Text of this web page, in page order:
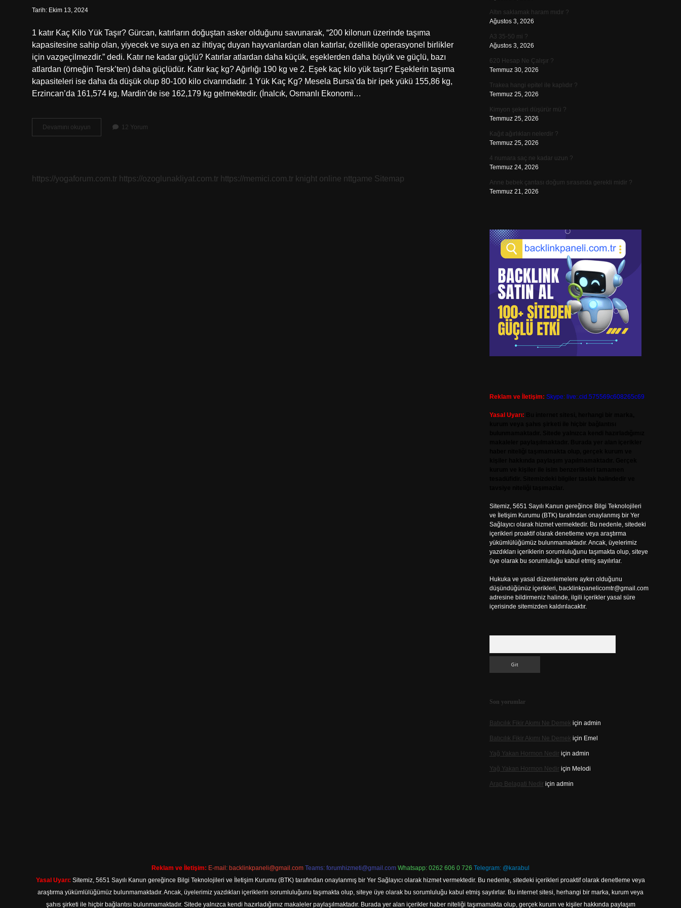
Tarih: Ekim 13, 2024
1 katır Kaç Kilo Yük Taşır? Gürcan, katırların doğuştan asker olduğunu savunarak, “200 kilonun üzerinde taşıma
kapasitesine sahip olan, yiyecek ve suya en az ihtiyaç duyan hayvanlardan olan katırlar, özellikle operasyonel birlikler
için vazgeçilmezdir.” dedi. Katır ne kadar güçlü? Katırlar atlardan daha küçük, eşeklerden daha büyük ve güçlü, bazı
atlardan (örneğin Tersk’ten) daha güçlüdür. Katır kaç kg? Ağırlığı 190 kg ve 2. Eşek kaç kilo yük taşır? Eşeklerin taşıma
kapasiteleri ise daha da düşük olup 80-100 kilo civarındadır. 1 Yük Kaç Kg? Mesela Bursa’da bir ipek yükü 155,86 kg,
Erzincan’da 161,574 kg, Mardin’de ise 162,179 kg gelmektedir. (İnalcık, Osmanlı Ekonomi…
Devamını okuyun
Katır
12 Yorum
https://yogaforum.com.tr https://ozoglunakliyat.com.tr https://memici.com.tr knight online nttgame Sitemap
Altın saklamak haram mıdır ?
Ağustos 3, 2026
A3 35-50 mi ?
Ağustos 3, 2026
620 Hesap Ne Çalışır ?
Temmuz 30, 2026
Trakea hangi epitel ile kaplıdır ?
Temmuz 25, 2026
Kimyon şekeri düşürür mü ?
Temmuz 25, 2026
Kağıt ağırlıkları nelerdir ?
Temmuz 25, 2026
4 numara saç ne kadar uzun ?
Temmuz 24, 2026
Anne bebek çantası doğum sırasında gerekli midir ?
Temmuz 21, 2026
Reklam ve İletişim: Skype: live:.cid.575569c608265c69
Yasal Uyarı:
Sitemiz, 5651 Sayılı Kanun gereğince Bilgi Teknolojileri
ve İletişim Kurumu (BTK) tarafından onaylanmış bir Yer
Sağlayıcı olarak hizmet vermektedir. Bu nedenle, sitedeki
içerikleri proaktif olarak denetleme veya araştırma
yükümlülüğümüz bulunmamaktadır. Ancak, üyelerimiz
yazdıkları içeriklerin sorumluluğunu taşımakta olup, siteye
üye olarak bu sorumluluğu kabul etmiş sayılırlar.
Hukuka ve yasal düzenlemelere aykırı olduğunu
düşündüğünüz içerikleri, backlinkpanelicomtr@gmail.com
adresine bildirmeniz halinde, ilgili içerikler yasal süre
içerisinde sitemizden kaldırılacaktır.
Son yorumlar
Batıcılık Fikir Akımı Ne Demek için admin
Batıcılık Fikir Akımı Ne Demek için Emel
Yağ Yakan Hormon Nediriçin admin
Yağ Yakan Hormon Nediriçin Melodi
Arap Belagati Nediriçin admin
Reklam ve İletişim: E-mail: backlinkpaneli@gmail.com Teams: forumhizmeti@gmail.com Whatsapp: 0262 606 0 726 Telegram: @karabul
Yasal Uyarı: Sitemiz, 5651 Sayılı Kanun gereğince Bilgi Teknolojileri ve İletişim Kurumu (BTK) tarafından onaylanmış bir Yer Sağlayıcı olarak hizmet vermektedir. Bu nedenle, sitedeki içerikleri proaktif olarak denetleme veya
araştırma yükümlülüğümüz bulunmamaktadır. Ancak, üyelerimiz yazdıkları içeriklerin sorumluluğunu taşımakta olup, siteye üye olarak bu sorumluluğu kabul etmiş sayılırlar. Bu internet sitesi, herhangi bir marka, kurum veya
şahıs şirketi ile hiçbir bağlantısı bulunmamaktadır. Sitede yalnızca kendi hazırladığımız makaleler paylaşılmaktadır. Burada yer alan içerikler haber niteliği taşımamakta olup, gerçek kurum ve kişiler hakkında paylaşım